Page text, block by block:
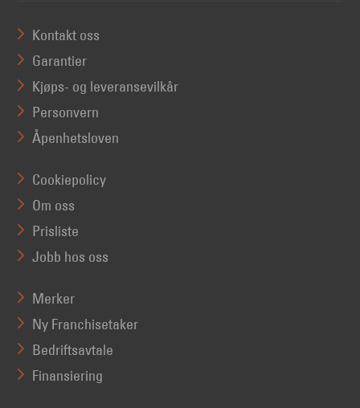
Kontakt oss
Garantier
Kjøps- og leveransevilkår
Personvern
Åpenhetsloven
Cookiepolicy
Om oss
Prisliste
Jobb hos oss
Merker
Ny Franchisetaker
Bedriftsavtale
Finansiering